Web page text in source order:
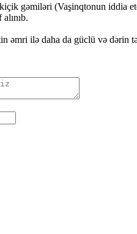
gəmiləri (Vaşinqtonun iddia
əmri ilə daha da güclü və